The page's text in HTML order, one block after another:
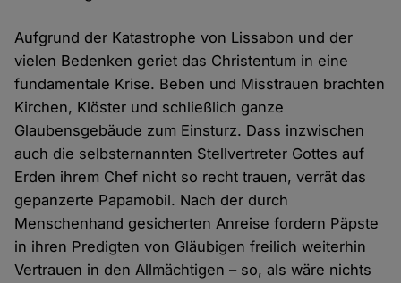
Aufgrund der Katastrophe von Lissabon und der
vielen Bedenken geriet das Christentum in eine
fundamentale Krise. Beben und Misstrauen brachten
Kirchen, Klöster und schließlich ganze
Glaubensgebäude zum Einsturz. Dass inzwischen
auch die selbsternannten Stellvertreter Gottes auf
Erden ihrem Chef nicht so recht trauen, verrät das
gepanzerte Papamobil. Nach der durch
Menschenhand gesicherten Anreise fordern Päpste
in ihren Predigten von Gläubigen freilich weiterhin
Vertrauen in den Allmächtigen – so, als wäre nichts